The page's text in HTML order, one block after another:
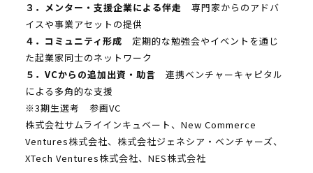
３．メンター・支援企業による伴走 専門家からのアドバ
イスや事業アセットの提供
４．コミュニティ形成 定期的な勉強会やイベントを通じ
た起業家同士のネットワーク
５．VCからの追加出資・助言 連携ベンチャーキャピタル
による多角的な支援
※3期生選考 参画VC
株式会社サムライインキュベート、New Commerce
Ventures株式会社、株式会社ジェネシア・ベンチャーズ、
XTech Ventures株式会社、NES株式会社